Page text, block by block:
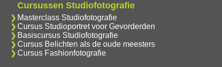
Cursussen Studiofotografie
Masterclass Studiofotografie
Cursus Studioportret voor Gevorderden
Basiscursus Studiofotografie
Cursus Belichten als de oude meesters
Cursus Fashionfotografie